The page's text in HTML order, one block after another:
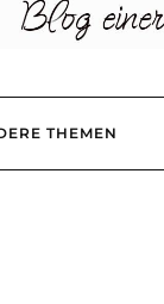
THEMEN